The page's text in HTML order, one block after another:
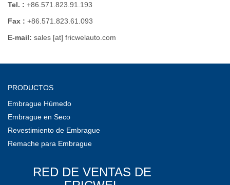
Tel. : +86.571.823.91.193
Fax : +86.571.823.61.093
E-mail: sales [at] fricwelauto.com
PRODUCTOS
Embrague Húmedo
Embrague en Seco
Revestimiento de Embrague
Remache para Embrague
RED DE VENTAS DE